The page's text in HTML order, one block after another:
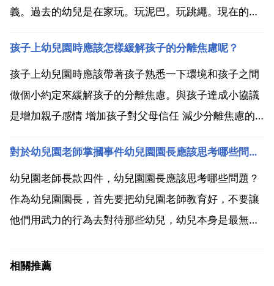
義。過去的幼兒是在家玩。玩泥巴。玩跳繩。現在的幼
做人。學畫畫。要學的知識很多。對幼兒園的孩子來
說，意義還是很重大。幼兒園的作用是什麼？幼兒園的
作用 1 為解...
孩子上幼兒園時應該怎樣緩解孩子的分離焦慮呢？
孩子上幼兒園時應該帶著孩子熟悉一下環境和孩子之間
做個小約定來緩解孩子的分離焦慮。與孩子達成小協議
是增加親子感情 增加孩子對父母信任 減少分離焦慮的
議。一旦孩子對父母培養了這種意識和信任，在去幼兒
園前聽到媽媽說 下午媽媽會回來接你 時，就會有一種
安心感，分...
對於幼兒園老師掌摑事件幼兒園園長應該思考哪些問題？
幼兒園老師長款四件，幼兒園園長應該思考哪些問題？
作為幼兒園園長，首先要把幼兒園老師教育好，不要讓
他們用武力的行為去對待那些幼兒，幼兒本身是最無
孩子一樣。整頓自己的師資隊伍，把那些沒有責任心，
相關推薦